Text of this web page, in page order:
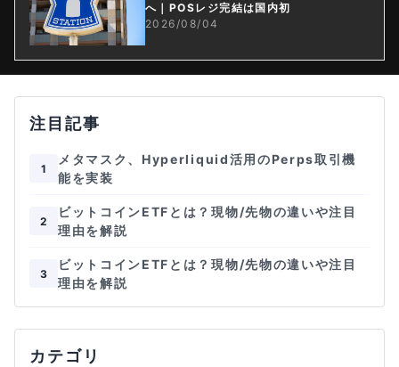
へ｜POSレジ完結は国内初
2026/08/04
注目記事
1
メタマスク、Hyperliquid活用のPerps取引機
能を実装
2
ビットコインETFとは？現物/先物の違いや注目
理由を解説
3
ビットコインETFとは？現物/先物の違いや注目
理由を解説
カテゴリ